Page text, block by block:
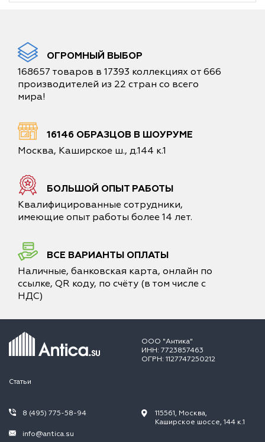
ОГРОМНЫЙ ВЫБОР
168657 товаров в 17393 коллекциях от 666
производителей из 22 стран со всего
мира!
16146 ОБРАЗЦОВ В ШОУРУМЕ
Москва, Каширское ш., д.144 к.1
БОЛЬШОЙ ОПЫТ РАБОТЫ
Квалифицированные сотрудники,
имеющие опыт работы более 14 лет.
ВСЕ ВАРИАНТЫ ОПЛАТЫ
Наличные, банковская карта, онлайн по
ссылке, QR коду, по счёту (в том числе с
НДС)
ООО "Антика"
ИНН: 7723857463
ОГРН: 1127747250212
Статьи
8 (495) 775-58-94
info@antica.su
115561, Москва,
Каширское шоссе, 144 к.1